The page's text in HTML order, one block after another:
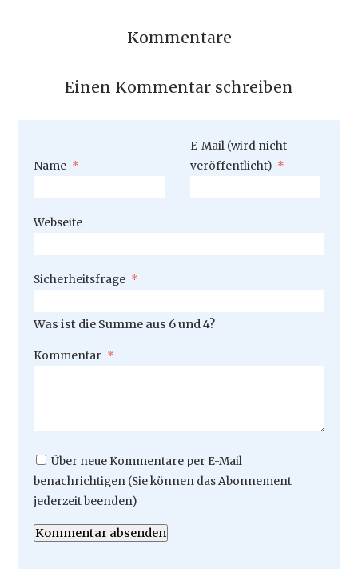
Kommentare
Einen Kommentar schreiben
Pflichtfeld
Name *
Pflichtfeld
E-Mail (wird nicht
veröffentlicht) *
Webseite
Pflichtfeld
Sicherheitsfrage *
Was ist die Summe aus 6 und 4?
Pflichtfeld
Kommentar *
Über neue Kommentare per E-Mail
benachrichtigen (Sie können das Abonnement
jederzeit beenden)
Kommentar absenden